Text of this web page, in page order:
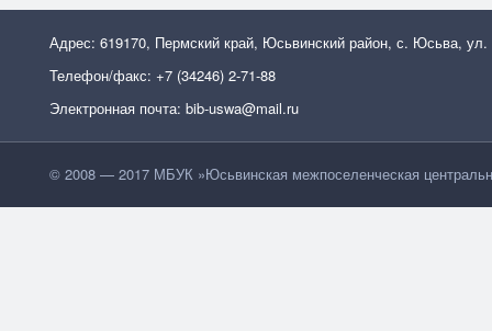
Адрес: 619170, Пермский край, Юсьвинский район, с. Юсьва, ул.
Телефон/факс: +7 (34246) 2-71-88
Электронная почта: bib-uswa@mail.ru
© 2008 — 2017 МБУК »Юсьвинская межпоселенческая